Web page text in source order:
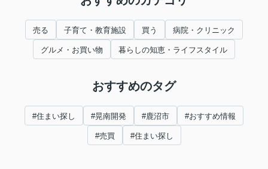
売る 子育て・教育施設 買う 病院・クリニック
グルメ・お買い物 暮らしの知恵・ライフスタイル
おすすめのタグ
#住まい探し #晃南開発 #鹿沼市 #おすすめ情報
#売買 #住まい探し